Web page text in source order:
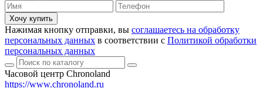
Хочу купить
Нажимая кнопку отправки, вы соглашаетесь на обработку
персональных данных в соответствии с Политикой обработки
персональных данных
Часовой центр Chronoland
https://www.chronoland.ru